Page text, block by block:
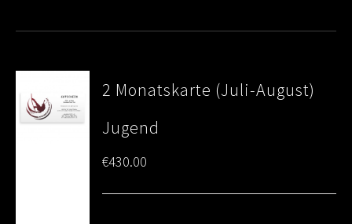
2 Monatskarte (Juli-August)
Jugend
€430.00